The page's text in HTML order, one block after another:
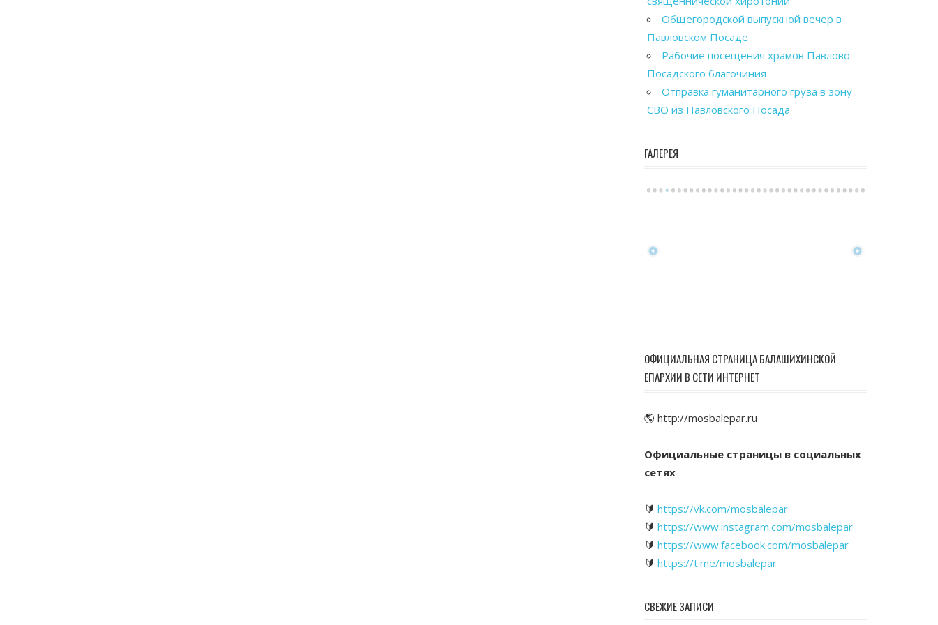
Общегородской выпускной вечер в
Павловском Посаде
Рабочие посещения храмов Павлово-
Посадского благочиния
Отправка гуманитарного груза в зону
СВО из Павловского Посада
ГАЛЕРЕЯ
ОФИЦИАЛЬНАЯ СТРАНИЦА БАЛАШИХИНСКОЙ
ЕПАРХИИ В СЕТИ ИНТЕРНЕТ
🌎 http://mosbalepar.ru
Официальные страницы в социальных
сетях
🔰 https://vk.com/mosbalepar
🔰 https://www.instagram.com/mosbalepar
🔰 https://www.facebook.com/mosbalepar
🔰 https://t.me/mosbalepar
СВЕЖИЕ ЗАПИСИ